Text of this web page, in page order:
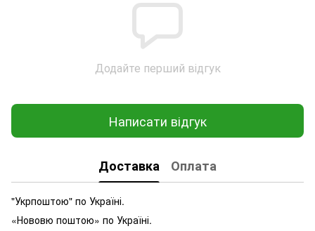
Додайте перший відгук
Написати відгук
Доставка Оплата
"Укрпоштою" по Україні.
«Нововю поштою» по Україні.